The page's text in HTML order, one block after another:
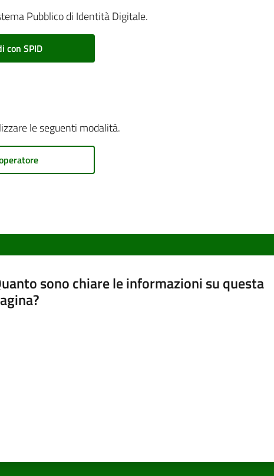
Pubblico di Identità Digitale.
con SPID
le seguenti modalità.
sono chiare le informazioni su questa